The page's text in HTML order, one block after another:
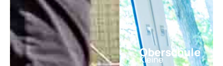
Oberschule
Kleine